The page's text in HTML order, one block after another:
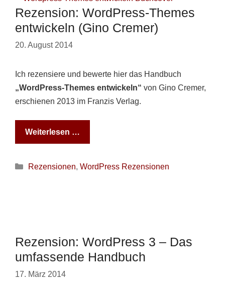
Rezension: WordPress-Themes
entwickeln (Gino Cremer)
20. August 2014
Ich rezensiere und bewerte hier das Handbuch
„WordPress-Themes entwickeln“ von Gino Cremer,
erschienen 2013 im Franzis Verlag.
Weiterlesen …
Kategorien
Rezensionen, WordPress Rezensionen
Rezension: WordPress 3 – Das
umfassende Handbuch
17. März 2014